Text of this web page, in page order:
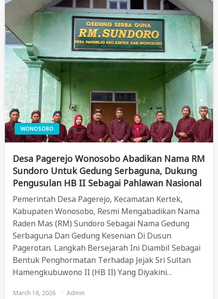
WONOSOBO
Desa Pagerejo Wonosobo Abadikan Nama RM
Sundoro Untuk Gedung Serbaguna, Dukung
Pengusulan HB II Sebagai Pahlawan Nasional
Pemerintah Desa Pagerejo, Kecamatan Kertek,
Kabupaten Wonosobo, Resmi Mengabadikan Nama
Raden Mas (RM) Sundoro Sebagai Nama Gedung
Serbaguna Dan Gedung Kesenian Di Dusun
Pagerotan. Langkah Bersejarah Ini Diambil Sebagai
Bentuk Penghormatan Terhadap Jejak Sri Sultan
Hamengkubuwono II (HB II) Yang Diyakini…
Posted
March 18, 2026 Admin